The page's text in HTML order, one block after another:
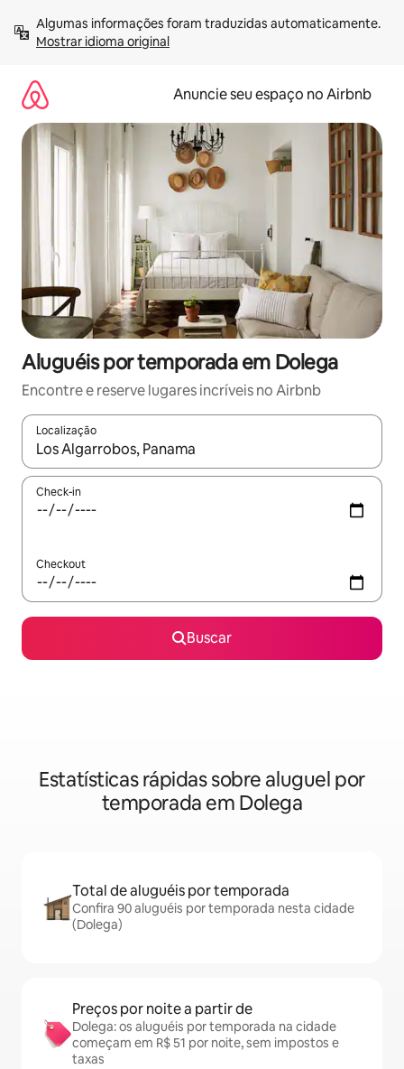
para
Mostrar idioma original
Anuncie seu espaço no Airbnb
Aluguéis por temporada em Dolega
Encontre e reserve lugares incríveis no Airbnb
Localização
Quando os resultados estiverem disponíveis, explore-os
Check-in
Checkout
Buscar
Estatísticas rápidas sobre aluguel por
temporada em Dolega
Total de aluguéis por temporada
Confira 90 aluguéis por temporada nesta cidade
(Dolega)
Preços por noite a partir de
Dolega: os aluguéis por temporada na cidade
começam em R$ 51 por noite, sem impostos e
taxas